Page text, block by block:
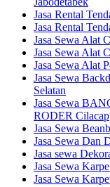
Jasa Rental
Jasa Rental
Jasa Sewa Alat
Jasa Sewa Alat
Jasa Sewa Alat
Jasa Sewa
Selatan
Jasa Sewa
RODER Cilacap
Jasa Sewa
Jasa Sewa Dan
Jasa sewa
Jasa Sewa
Jasa Sewa